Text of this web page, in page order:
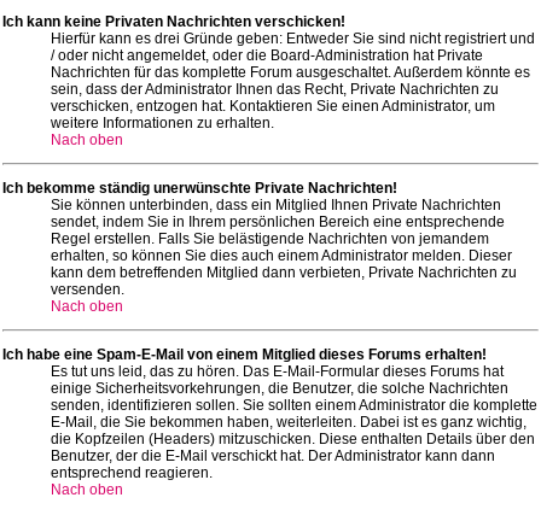
Ich kann keine Privaten Nachrichten verschicken!
Hierfür kann es drei Gründe geben: Entweder Sie sind nicht registriert und
/ oder nicht angemeldet, oder die Board-Administration hat Private
Nachrichten für das komplette Forum ausgeschaltet. Außerdem könnte es
sein, dass der Administrator Ihnen das Recht, Private Nachrichten zu
verschicken, entzogen hat. Kontaktieren Sie einen Administrator, um
weitere Informationen zu erhalten.
Nach oben
Ich bekomme ständig unerwünschte Private Nachrichten!
Sie können unterbinden, dass ein Mitglied Ihnen Private Nachrichten
sendet, indem Sie in Ihrem persönlichen Bereich eine entsprechende
Regel erstellen. Falls Sie belästigende Nachrichten von jemandem
erhalten, so können Sie dies auch einem Administrator melden. Dieser
kann dem betreffenden Mitglied dann verbieten, Private Nachrichten zu
versenden.
Nach oben
Ich habe eine Spam-E-Mail von einem Mitglied dieses Forums erhalten!
Es tut uns leid, das zu hören. Das E-Mail-Formular dieses Forums hat
einige Sicherheitsvorkehrungen, die Benutzer, die solche Nachrichten
senden, identifizieren sollen. Sie sollten einem Administrator die komplette
E-Mail, die Sie bekommen haben, weiterleiten. Dabei ist es ganz wichtig,
die Kopfzeilen (Headers) mitzuschicken. Diese enthalten Details über den
Benutzer, der die E-Mail verschickt hat. Der Administrator kann dann
entsprechend reagieren.
Nach oben